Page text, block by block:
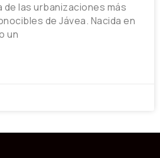
de las urbanizaciones más
de Jávea. Nacida en
un